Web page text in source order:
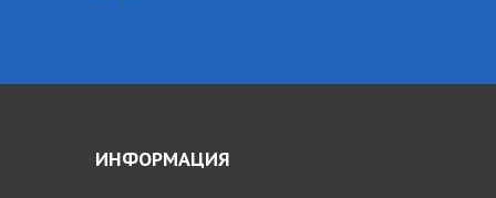
ИНФОРМАЦИЯ